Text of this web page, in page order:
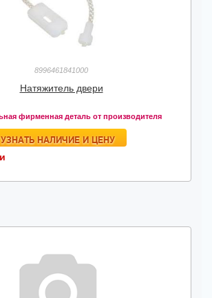
8996461841000
Натяжитель двери
фирменная деталь от производителя
УЗНАТЬ НАЛИЧИЕ И ЦЕНУ